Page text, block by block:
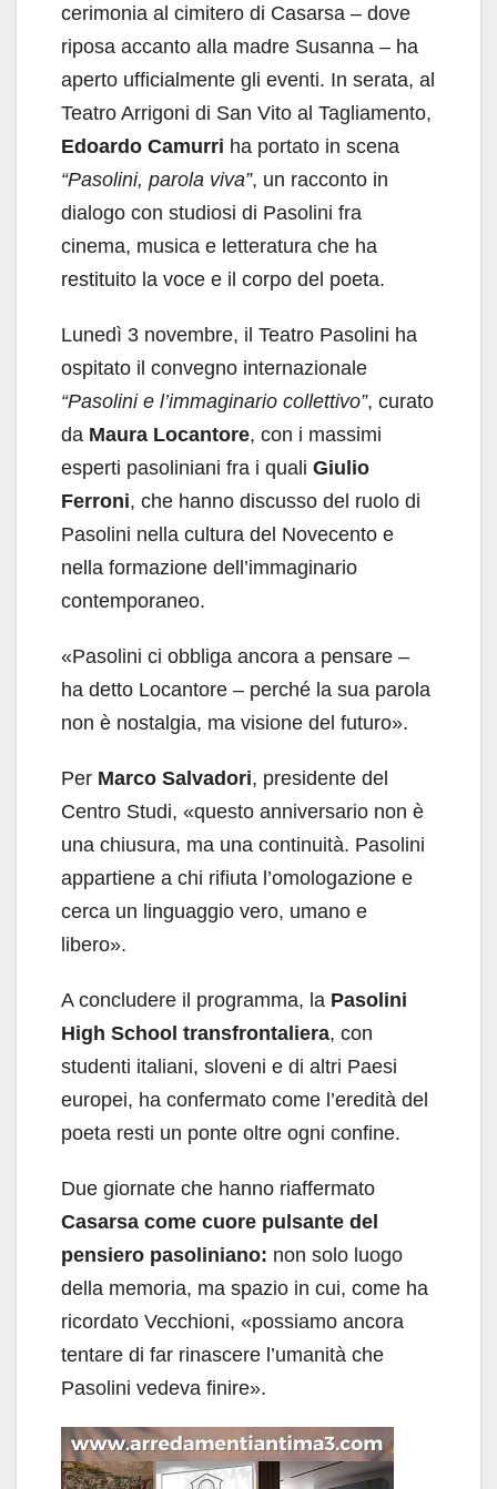
cerimonia al cimitero di Casarsa – dove
riposa accanto alla madre Susanna – ha
aperto ufficialmente gli eventi. In serata, al
Teatro Arrigoni di San Vito al Tagliamento,
Edoardo Camurri ha portato in scena
“Pasolini, parola viva”, un racconto in
dialogo con studiosi di Pasolini fra
cinema, musica e letteratura che ha
restituito la voce e il corpo del poeta.
Lunedì 3 novembre, il Teatro Pasolini ha
ospitato il convegno internazionale
“Pasolini e l’immaginario collettivo”, curato
da Maura Locantore, con i massimi
esperti pasoliniani fra i quali Giulio
Ferroni, che hanno discusso del ruolo di
Pasolini nella cultura del Novecento e
nella formazione dell’immaginario
contemporaneo.
«Pasolini ci obbliga ancora a pensare –
ha detto Locantore – perché la sua parola
non è nostalgia, ma visione del futuro».
Per Marco Salvadori, presidente del
Centro Studi, «questo anniversario non è
una chiusura, ma una continuità. Pasolini
appartiene a chi rifiuta l’omologazione e
cerca un linguaggio vero, umano e
libero».
A concludere il programma, la Pasolini
High School transfrontaliera, con
studenti italiani, sloveni e di altri Paesi
europei, ha confermato come l’eredità del
poeta resti un ponte oltre ogni confine.
Due giornate che hanno riaffermato
Casarsa come cuore pulsante del
pensiero pasoliniano: non solo luogo
della memoria, ma spazio in cui, come ha
ricordato Vecchioni, «possiamo ancora
tentare di far rinascere l’umanità che
Pasolini vedeva finire».